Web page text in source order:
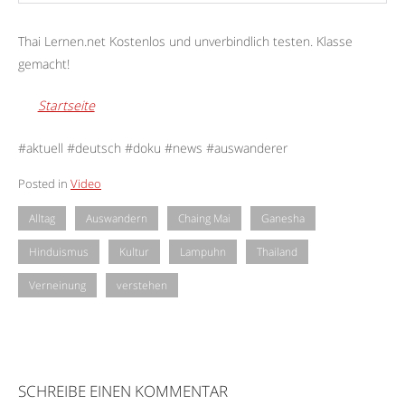
Thai Lernen.net Kostenlos und unverbindlich testen. Klasse
gemacht!
Startseite
#aktuell #deutsch #doku #news #auswanderer
Posted in Video
Alltag Auswandern Chaing Mai Ganesha
Hinduismus Kultur Lampuhn Thailand
Verneinung verstehen
SCHREIBE EINEN KOMMENTAR